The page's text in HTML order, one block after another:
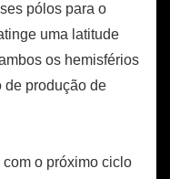
pólos para o
uma latitude
os hemisférios
de produção de
o próximo ciclo